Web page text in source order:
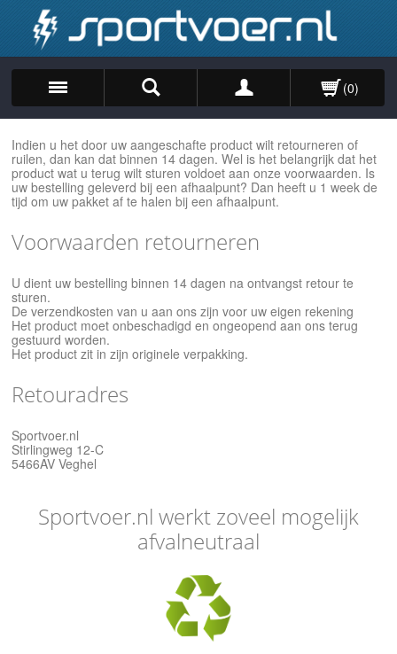
(0)
Indien u het door uw aangeschafte product wilt retourneren of
ruilen, dan kan dat binnen 14 dagen. Wel is het belangrijk dat het
product wat u terug wilt sturen voldoet aan onze voorwaarden. Is
uw bestelling geleverd bij een afhaalpunt? Dan heeft u 1 week de
tijd om uw pakket af te halen bij een afhaalpunt.
Voorwaarden retourneren
U dient uw bestelling binnen 14 dagen na ontvangst retour te
sturen.
De verzendkosten van u aan ons zijn voor uw eigen rekening
Het product moet onbeschadigd en ongeopend aan ons terug
gestuurd worden.
Het product zit in zijn originele verpakking.
Retouradres
Sportvoer.nl
Stirlingweg 12-C
5466AV Veghel
Sportvoer.nl werkt zoveel mogelijk
afvalneutraal